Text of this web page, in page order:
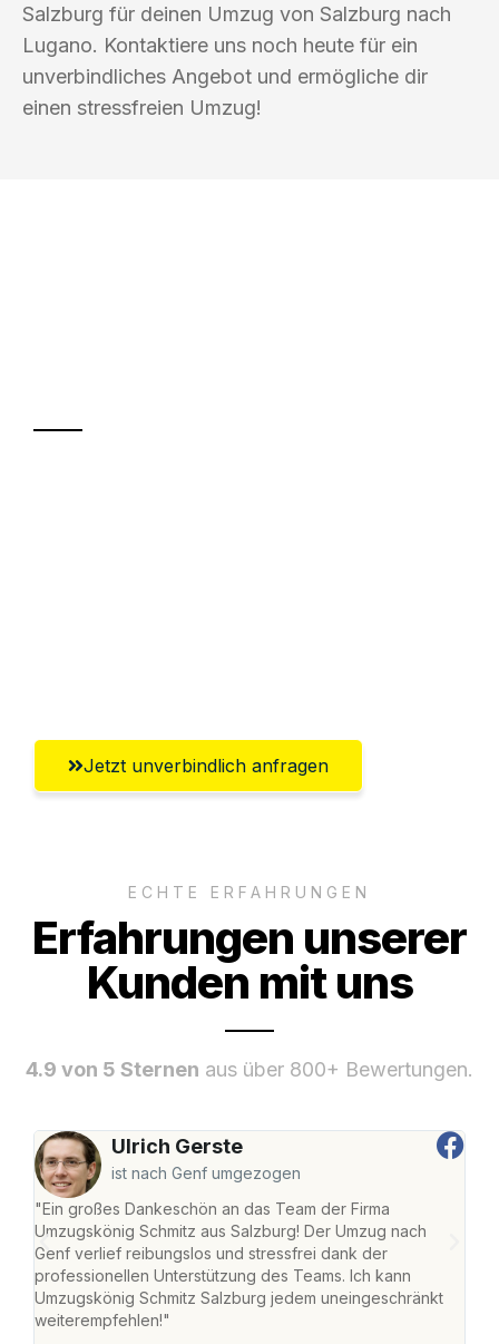
Salzburg für deinen Umzug von Salzburg nach
Lugano. Kontaktiere uns noch heute für ein
unverbindliches Angebot und ermögliche dir
einen stressfreien Umzug!
Jetzt unverbindlich anfragen
ECHTE ERFAHRUNGEN
Erfahrungen unserer
Kunden mit uns
4.9 von 5 Sternen aus über 800+ Bewertungen.
Ulrich Gerste
ist nach Genf umgezogen
"Ein großes Dankeschön an das Team der Firma
Umzugskönig Schmitz aus Salzburg! Der Umzug nach
Genf verlief reibungslos und stressfrei dank der
professionellen Unterstützung des Teams. Ich kann
Umzugskönig Schmitz Salzburg jedem uneingeschränkt
weiterempfehlen!"